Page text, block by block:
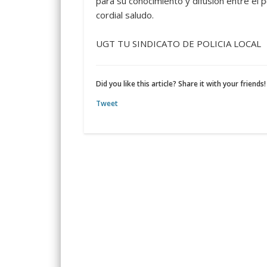
cordial saludo.
UGT TU SINDICATO DE POLICIA LOCAL
Did you like this article? Share it with your friends!
Tweet